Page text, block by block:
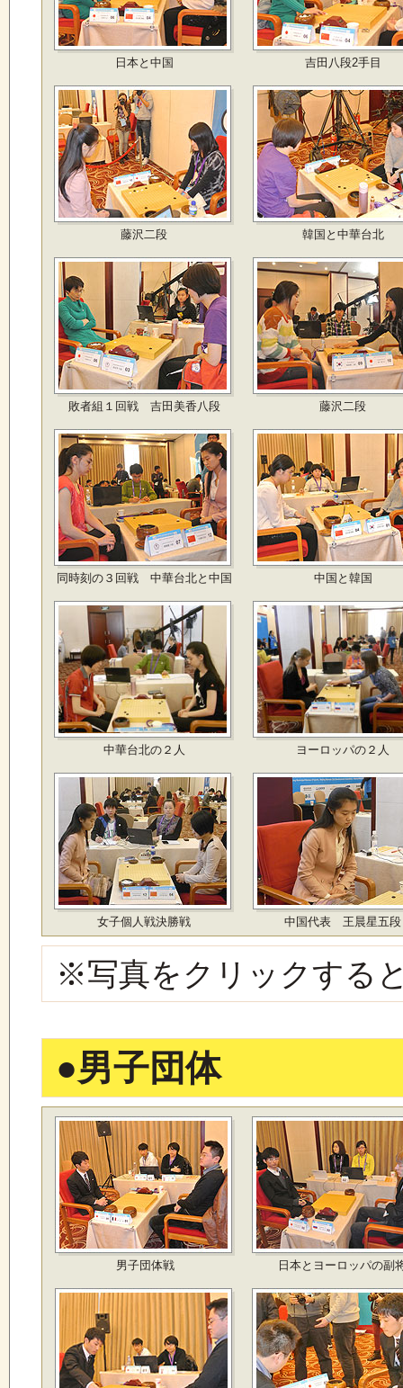
日本と中国 吉田八段2手目
藤沢二段 韓国と中華台北
敗者組１回戦 吉田美香八段 藤沢二段
同時刻の３回戦 中華台北と中国 中国と韓国
中華台北の２人 ヨーロッパの２人
女子個人戦決勝戦 中国代表 王晨星五段
※写真をクリックする
●男子団体
男子団体戦 日本とヨーロッパの副